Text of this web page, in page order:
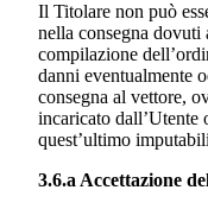
Il Titolare non può
nella consegna dovuti
compilazione
danni eventualmente
consegna al vettore,
incaricato dall’Utente
quest’ultimo
3.6.a Accettazione